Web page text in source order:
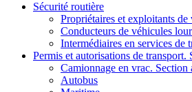
Sécurité routière
Propriétaires et exploitants
Conducteurs de véhicules
Intermédiaires en services de
Permis et autorisations de transport.
Camionnage en vrac. Section
Autobus